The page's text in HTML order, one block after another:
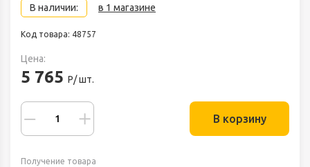
В наличии: в 1 магазине
Код товара: 48757
Цена:
5 765 Р/ шт.
В корзину
Получение товара